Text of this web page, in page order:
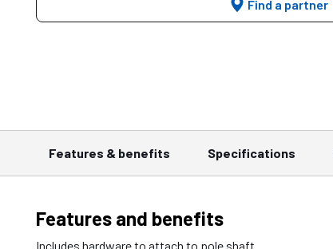
Find a partner
Features & benefits Specifications
Features and benefits
Includes hardware to attach to pole shaft